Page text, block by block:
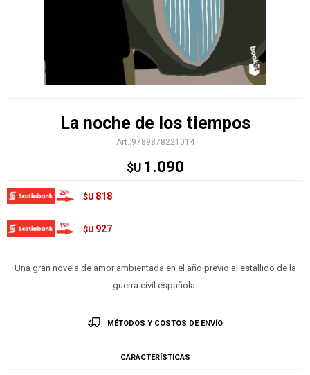
La noche de los tiempos
9789878221014
$U 1.090
$U 818
$U 927
Una gran novela de amor ambientada en el año previo al estallido de la
guerra civil española.
MÉTODOS Y COSTOS DE ENVÍO
CARACTERÍSTICAS